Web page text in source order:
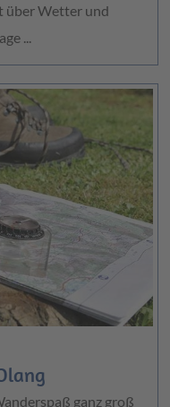
über Wetter und
...
ganz groß